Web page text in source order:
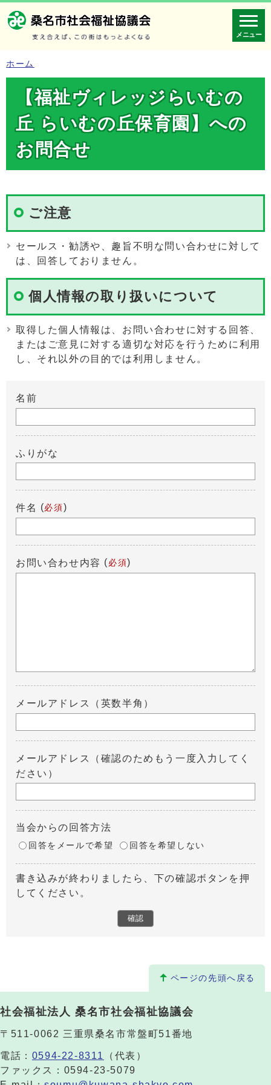
メニュー
ホーム
【福祉ヴィレッジらいむの
丘 らいむの丘保育園】への
お問合せ
ご注意
セールス・勧誘や、趣旨不明な問い合わせに対して
は、回答しておりません。
個人情報の取り扱いについて
取得した個人情報は、お問い合わせに対する回答、
またはご意見に対する適切な対応を行うために利用
し、それ以外の目的では利用しません。
名前
ふりがな
件名 (必須 )
お問い合わせ内容 ( 必須)
メールアドレス（英数半角）
メールアドレス（確認のためもう一度入力してく
ださい）
当会からの回答方法
回答をメールで希望 回答を希望しない
書き込みが終わりましたら、下の確認ボタンを押
してください。
ページの先頭へ戻る
社会福祉法人 桑名市社会福祉協議会
〒511-0062 三重県桑名市常盤町51番地
電話： 0594-22-8311
（代表）
ファックス：0594-23-5079